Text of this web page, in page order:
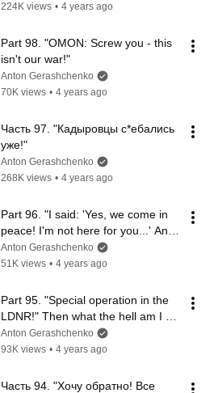
224K views • 4 years ago
Part 98. "OMON: Screw you - this
isn't our war!"
Anton Gerashchenko
70K views • 4 years ago
Часть 97. "Кадыровцы с*ебались
уже!"
Anton Gerashchenko
268K views • 4 years ago
Part 96. "I said: 'Yes, we come in
peace! I'm not here for you...' And
they shot the old man!!!"
Anton Gerashchenko
51K views • 4 years ago
Part 95. "Special operation in the
LDNR!" Then what the hell am I
doing near Kyiv?
Anton Gerashchenko
93K views • 4 years ago
Часть 94. "Хочу обратно! Все